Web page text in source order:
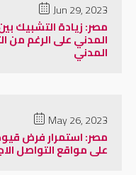
Jun 29, 2023
مصر: زيادة التشبيك
المدني على الرغم من
المدني
May 26, 2023
مصر: استمرار فرض
على مواقع التواصل